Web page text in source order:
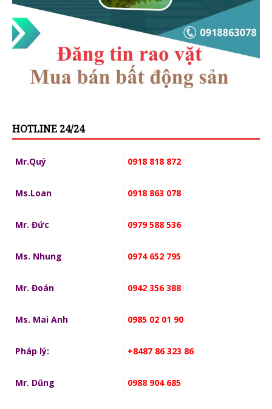
HOTLINE 24/24
Mr.Quý 0918 818 872
Ms.Loan 0918 863 078
Mr. Đức 0979 588 536
Ms. Nhung 0974 652 795
Mr. Đoán 0942 356 388
Ms. Mai Anh 0985 02 01 90
Pháp lý: +8487 86 323 86
Mr. Dũng 0988 904 685